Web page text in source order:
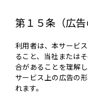
第１５条（広告
利用者は、本サービ
ること、当社または
合があることを理解
サービス上の広告の
れます。